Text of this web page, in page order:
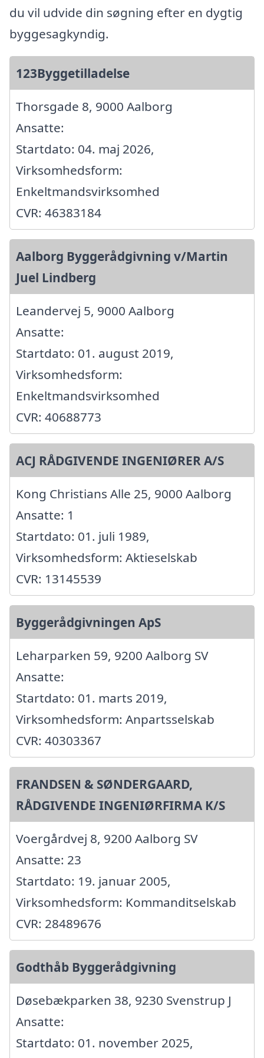
du vil udvide din søgning efter en dygtig
byggesagkyndig.
123Byggetilladelse
Thorsgade 8, 9000 Aalborg
Ansatte:
Startdato: 04. maj 2026,
Virksomhedsform:
Enkeltmandsvirksomhed
CVR: 46383184
Aalborg Byggerådgivning v/Martin
Juel Lindberg
Leandervej 5, 9000 Aalborg
Ansatte:
Startdato: 01. august 2019,
Virksomhedsform:
Enkeltmandsvirksomhed
CVR: 40688773
ACJ RÅDGIVENDE INGENIØRER A/S
Kong Christians Alle 25, 9000 Aalborg
Ansatte: 1
Startdato: 01. juli 1989,
Virksomhedsform: Aktieselskab
CVR: 13145539
Byggerådgivningen ApS
Leharparken 59, 9200 Aalborg SV
Ansatte:
Startdato: 01. marts 2019,
Virksomhedsform: Anpartsselskab
CVR: 40303367
FRANDSEN & SØNDERGAARD,
RÅDGIVENDE INGENIØRFIRMA K/S
Voergårdvej 8, 9200 Aalborg SV
Ansatte: 23
Startdato: 19. januar 2005,
Virksomhedsform: Kommanditselskab
CVR: 28489676
Godthåb Byggerådgivning
Døsebækparken 38, 9230 Svenstrup J
Ansatte:
Startdato: 01. november 2025,